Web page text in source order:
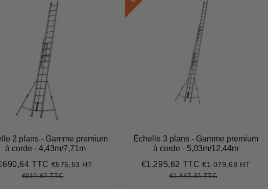
2 plans - Gamme premium
à corde - 4,43m/7,71m
TTC €690,64
€575,53 HT
Prix
€919,62 TTC€919,62
Échelle 3 plans - Gamme premium
à corde - 5,03m/12,44m
Prix
€1.295,62 TTC€1.295,62
€1.079,68 HT
Prix
€1.847,32 TTC€1.847,32